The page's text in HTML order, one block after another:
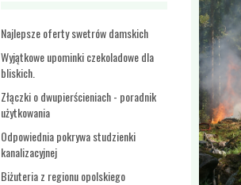
Najlepsze oferty swetrów damskich
Wyjątkowe upominki czekoladowe dla
bliskich.
Złączki o dwupierścieniach - poradnik
użytkowania
Odpowiednia pokrywa studzienki
kanalizacyjnej
Biżuteria z regionu opolskiego